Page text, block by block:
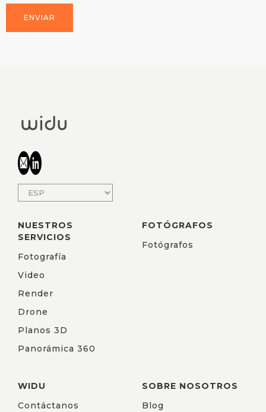
NUESTROS
SERVICIOS
Fotografía
Video
Render
Drone
Planos 3D
Panorámica 360
FOTÓGRAFOS
Fotógrafos
WIDU
Contáctanos
SOBRE NOSOTROS
Blog